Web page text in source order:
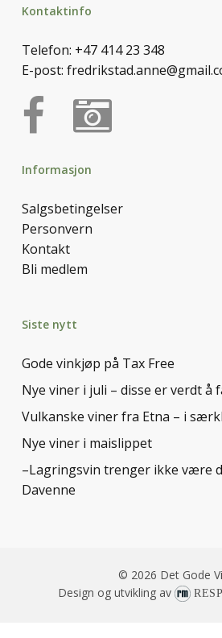
Kontaktinfo
Telefon: +47 414 23 348
E-post:
Informasjon
Salgsbetingelser
Personvern
Kontakt
Bli medlem
Siste nytt
Gode vinkjøp på Tax Free
Nye viner i juli – disse er verdt å
Vulkanske viner fra Etna – i
Nye viner i maislippet
–Lagringsvin trenger ikke være
Davenne
© 2026 Det Gode
Design og utvikling av